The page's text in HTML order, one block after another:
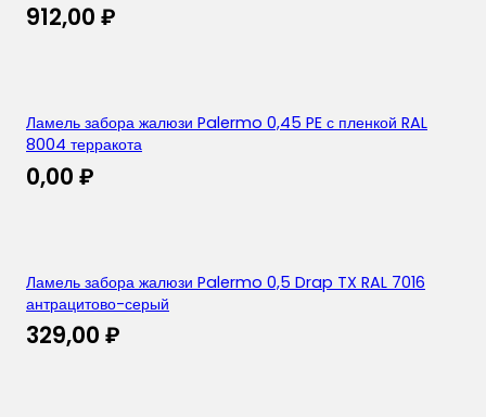
912,00 ₽
Ламель забора жалюзи Palermo 0,45 PE с пленкой RAL
8004 терракота
0,00 ₽
Ламель забора жалюзи Palermo 0,5 Drap TX RAL 7016
антрацитово-серый
329,00 ₽